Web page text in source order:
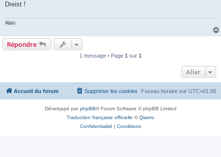
Dreist !
Alan
Répondre
1 message • Page 1 sur 1
Aller
Accueil du forum Fuseau horaire sur UTC+01:00
Supprimer les cookies
Développé parphpBB® Forum Software © phpBB Limited
Traduction française officielle ©Qiaeru
Confidentialité | Conditions